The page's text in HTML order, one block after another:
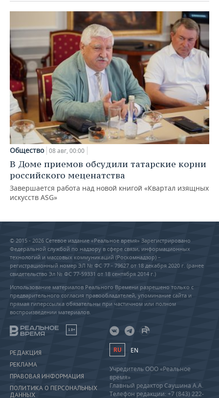
Общество 08 авг, 00:00
В Доме приемов обсудили татарские корни
российского меценатства
Завершается работа над новой книгой «Квартал изящных
искусств ASG»
© 2015 - 2026 Сетевое издание «Реальное время» Зарегистрировано
Федеральной службой по надзору в сфере связи, информационных
технологий и массовых коммуникаций (Роскомнадзор) –
регистрационный номер ЭЛ № ФС 77 - 79627 от 18 декабря 2020 г. (ранее
свидетельство Эл № ФС 77-59331 от 18 сентября 2014 г.)
Использование материалов Реального Времени разрешено только с
предварительного согласия правообладателей, упоминание сайта и
прямая гиперссылка обязательны при частичном или полном
воспроизведении материалов.
18+
РЕДАКЦИЯ
РЕКЛАМА
ПРАВОВАЯ ИНФОРМАЦИЯ
ПОЛИТИКА О ПЕРСОНАЛЬНЫХ
ДАННЫХ
RU EN
Учредитель ООО «Реальное
время»
Главный редактор Саушина А.А.
Телефон редакции: +7 (843) 222-